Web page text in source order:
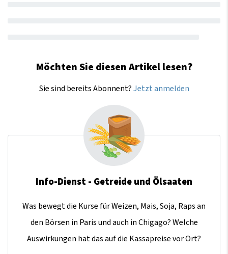
Möchten Sie diesen Artikel lesen?
Sie sind bereits Abonnent?Jetzt anmelden
Info-Dienst - Getreide und Ölsaaten
Was bewegt die Kurse für Weizen, Mais, Soja, Raps an
den Börsen in Paris und auch in Chigago? Welche
Auswirkungen hat das auf die Kassapreise vor Ort?